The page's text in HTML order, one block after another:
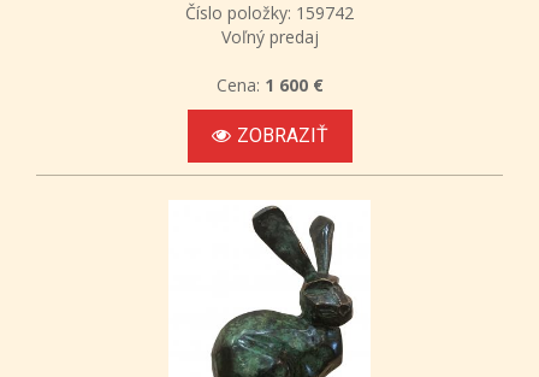
Číslo položky: 159742
Voľný predaj
Cena: 1 600 €
ZOBRAZIŤ